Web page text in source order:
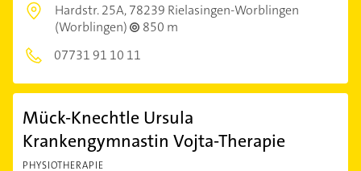
Hardstr. 25A,78239 Rielasingen-Worblingen
(Worblingen)
850 m
07731 91 10 11
Mück-Knechtle Ursula
Krankengymnastin Vojta-Therapie
PHYSIOTHERAPIE